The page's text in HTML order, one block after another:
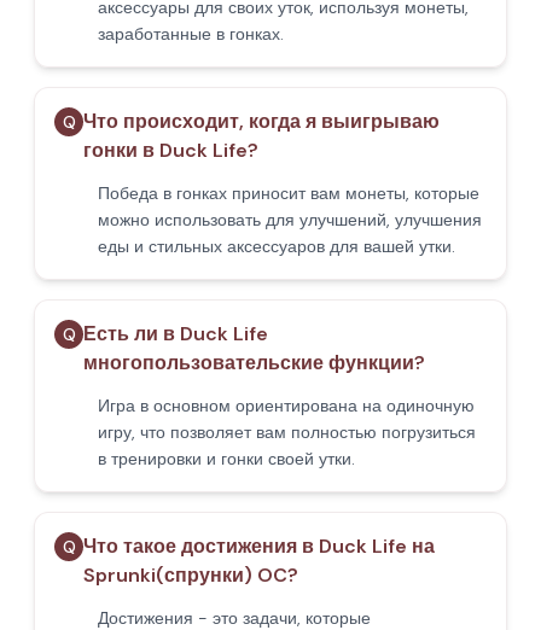
аксессуары для своих уток, используя монеты,
заработанные в гонках.
Q Что происходит, когда я выигрываю
гонки в Duck Life?
Победа в гонках приносит вам монеты, которые
можно использовать для улучшений, улучшения
еды и стильных аксессуаров для вашей утки.
Q Есть ли в Duck Life
многопользовательские функции?
Игра в основном ориентирована на одиночную
игру, что позволяет вам полностью погрузиться
в тренировки и гонки своей утки.
Q Что такое достижения в Duck Life на
Sprunki(спрунки) OC?
Достижения - это задачи, которые